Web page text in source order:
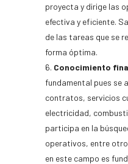
proyecta y dirige las
efectiva y eficiente.
de las tareas que se
forma óptima.
Conocimiento
fundamental pues se
contratos, servicios
electricidad,
participa en la
operativos, entre
en este campo es